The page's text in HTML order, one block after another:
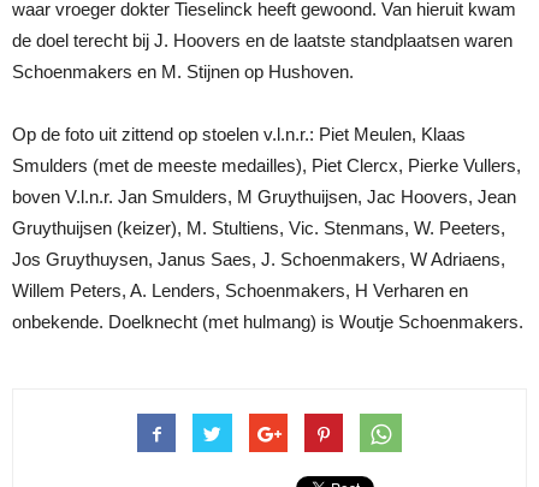
waar vroeger dokter Tieselinck heeft gewoond. Van hieruit kwam
de doel terecht bij J. Hoovers en de laatste standplaatsen waren
Schoenmakers en M. Stijnen op Hushoven.
Op de foto uit zittend op stoelen v.l.n.r.: Piet Meulen, Klaas
Smulders (met de meeste medailles), Piet Clercx, Pierke Vullers,
boven V.l.n.r. Jan Smulders, M Gruythuijsen, Jac Hoovers, Jean
Gruythuijsen (keizer), M. Stultiens, Vic. Stenmans, W. Peeters,
Jos Gruythuysen, Janus Saes, J. Schoenmakers, W Adriaens,
Willem Peters, A. Lenders, Schoenmakers, H Verharen en
onbekende. Doelknecht (met hulmang) is Woutje Schoenmakers.